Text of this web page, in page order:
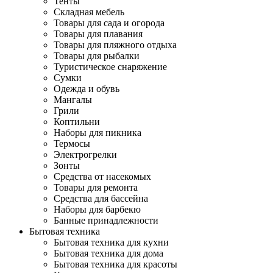
Складная мебель
Товары для сада и огорода
Товары для плавания
Товары для пляжного отдыха
Товары для рыбалки
Туристическое снаряжение
Сумки
Одежда и обувь
Мангалы
Грили
Коптильни
Наборы для пикника
Термосы
Электрогрелки
Зонты
Средства от насекомых
Товары для ремонта
Средства для бассейна
Наборы для барбекю
Банные принадлежности
Бытовая техника
Бытовая техника для кухни
Бытовая техника для дома
Бытовая техника для красоты